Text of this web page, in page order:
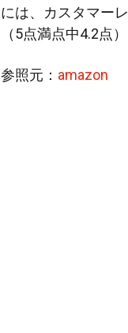
には、カスタマー
（5点満点中4.2点
参照元： amazon